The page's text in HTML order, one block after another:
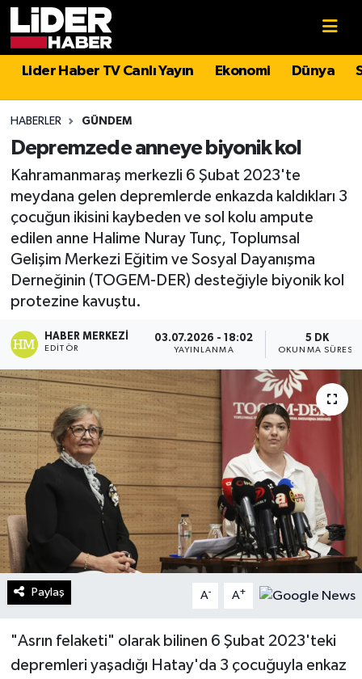
Lider Haber TV Canlı Yayın Ekonomi Dünya
HABERLER GÜNDEM
Depremzede anneye biyonik kol
Kahramanmaraş merkezli 6 Şubat 2023'te
meydana gelen depremlerde enkazda kaldıkları 3
çocuğun ikisini kaybeden ve sol kolu ampute
edilen anne Halime Nuray Tunç, Toplumsal
Gelişim Merkezi Eğitim ve Sosyal Dayanışma
Derneğinin (TOGEM-DER) desteğiyle biyonik kol
protezine kavuştu.
HABER MERKEZI
EDITÖR
03.07.2026 - 18:02
YAYINLANMA
5 DK
OKUNMA SÜRESI
Paylaş A- A+
"Asrın felaketi" olarak bilinen 6 Şubat 2023'teki
depremleri yaşadığı Hatay'da 3 çocuğuyla enkaz
Politika
Asayiş
Dünya
Magazin
Spor
Sağlık
Teknoloji
Turizm
Kültür - Sanat
Lider Haber TV Canlı Yayın izle
Hava Durumu
İstanbul Namaz Vakitleri
Trafik Durumu
Süper Lig Puan Durumu ve Fikstür
Tüm Manşetler
Son Dakika Haberleri
Haber Arşivi